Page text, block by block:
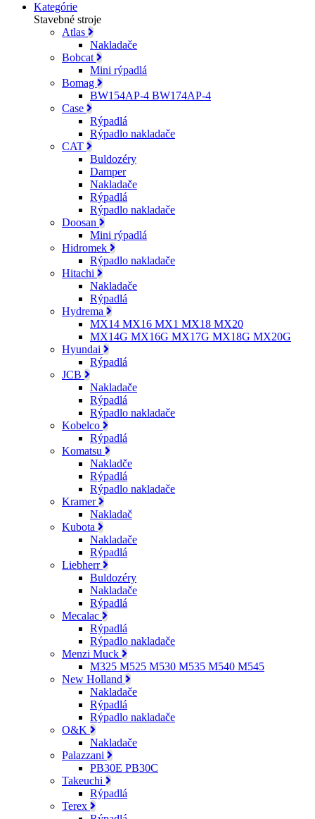
Kategórie
Stavebné stroje
Atlas
Nakladače
Bobcat
Mini rýpadlá
Bomag
BW154AP-4 BW174AP-4
Case
Rýpadlá
Rýpadlo nakladače
CAT
Buldozéry
Damper
Nakladače
Rýpadlá
Rýpadlo nakladače
Doosan
Mini rýpadlá
Hidromek
Rýpadlo nakladače
Hitachi
Nakladače
Rýpadlá
Hydrema
MX14 MX16 MX1 MX18 MX20
MX14G MX16G MX17G MX18G MX20G
Hyundai
Rýpadlá
JCB
Nakladače
Rýpadlá
Rýpadlo nakladače
Kobelco
Rýpadlá
Komatsu
Nakladče
Rýpadlá
Rýpadlo nakladače
Kramer
Nakladač
Kubota
Nakladače
Rýpadlá
Liebherr
Buldozéry
Nakladače
Rýpadlá
Mecalac
Rýpadlá
Rýpadlo nakladače
Menzi Muck
M325 M525 M530 M535 M540 M545
New Holland
Nakladače
Rýpadlá
Rýpadlo nakladače
O&K
Nakladače
Palazzani
PB30E PB30C
Takeuchi
Rýpadlá
Terex